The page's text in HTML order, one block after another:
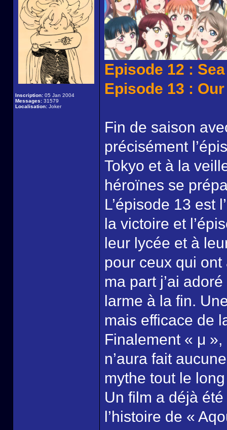
Inscription: 05 Jan 2004
Messages: 31579
Localisation: Joker
Episode 12 :
Episode 13 :
Fin de saison
précisément
Tokyo et à la
héroïnes se
L’épisode 13 est
la victoire et
leur lycée et à
pour ceux qui
ma part j’ai
larme à la fin.
mais efficace de
Finalement « μ
n’aura fait
mythe tout le
Un film a déjà
l’histoire de «